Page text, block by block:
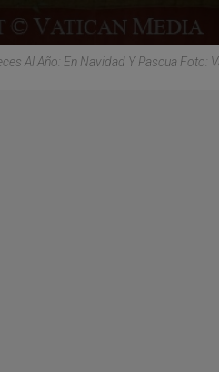
Al Año: En Navidad Y Pascua Foto: